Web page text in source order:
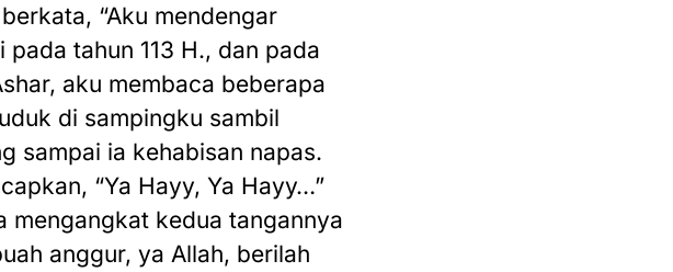
“Aku mendengar
tahun 113 H., dan pada
aku membaca beberapa
di sampingku sambil
sampai ia kehabisan napas.
“Ya Hayy, Ya Hayy…”
mengangkat kedua tangannya
anggur, ya Allah, berilah